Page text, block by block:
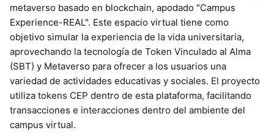
metaverso basado en blockchain, apodado "Campus
Experience-REAL". Este espacio virtual tiene como
objetivo simular la experiencia de la vida universitaria,
aprovechando la tecnología de Token Vinculado al Alma
(SBT) y Metaverso para ofrecer a los usuarios una
variedad de actividades educativas y sociales. El proyecto
utiliza tokens CEP dentro de esta plataforma, facilitando
transacciones e interacciones dentro del ambiente del
campus virtual.